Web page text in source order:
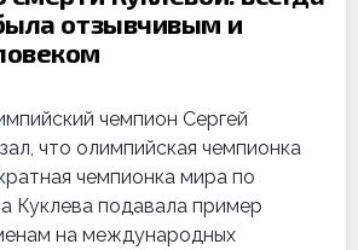
отзывчивым и
чемпион Сергей
что олимпийская чемпионка
чемпионка мира по
Куклева подавала пример
на международных